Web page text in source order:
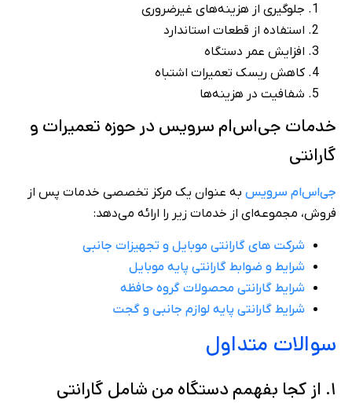
جلوگیری از هزینه‌های غیرضروری
استفاده از قطعات استاندارد
افزایش عمر دستگاه
کاهش ریسک تعمیرات اشتباه
شفافیت در هزینه‌ها
خدمات جی‌اس‌ام سرویس در حوزه تعمیرات و
گارانتی
جی‌اس‌ام سرویس به عنوان یک مرکز تخصصی خدمات پس از
فروش، مجموعه‌ای از خدمات زیر را ارائه می‌دهد:
شرکت های گارانتی‌ موبایل و تجهیزات جانبی
شرایط و ضوابط گارانتی پایه موبایل
شرایط گارانتی محصولات گروه حافظه
شرایط گارانتی پایه لوازم جانبی و گجت
سوالات متداول
۱. از کجا بفهمم دستگاه من شامل گارانتی